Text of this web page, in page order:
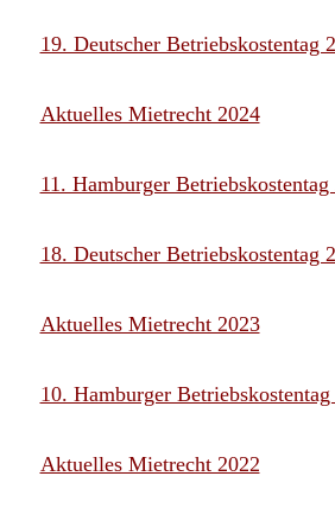
19. Deutscher Betriebskostentag
Aktuelles Mietrecht 2024
11. Hamburger Betriebskostentag
18. Deutscher Betriebskostentag
Aktuelles Mietrecht 2023
10. Hamburger Betriebskostentag
Aktuelles Mietrecht 2022